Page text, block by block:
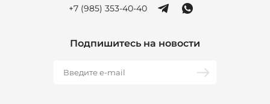
+7 (985) 353-40-40
Подпишитесь на новости